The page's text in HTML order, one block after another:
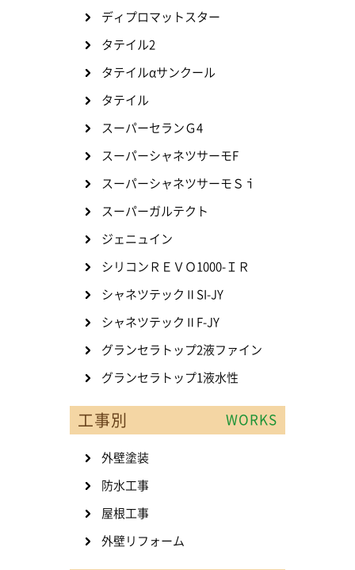
ディプロマットスター
タテイル2
タテイルαサンクール
タテイル
スーパーセランＧ4
スーパーシャネツサーモF
スーパーシャネツサーモＳｉ
スーパーガルテクト
ジェニュイン
シリコンＲＥＶＯ1000-ＩＲ
シャネツテックⅡSI-JY
シャネツテックⅡF-JY
グランセラトップ2液ファイン
グランセラトップ1液水性
工事別 WORKS
外壁塗装
防水工事
屋根工事
外壁リフォーム